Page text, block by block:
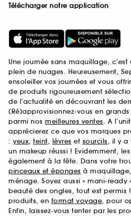
Télécharger notre application
Une journée sans maquillage,
plein de nuages. Heureusement,
ensoleiller vos journées et vous
de produits rigoureusement
de l’actualité en découvrant les
(Ré)approvisionnez-vous en
parmi nos meilleures ventes. A
apprécierez ce que vos marques
: yeux, teint, lèvres et sourcils, il y a
un makeup réussi ! Evidemment, les
également à la fête. Dans votre
pinceaux et éponges à
ménage. Soyez aussi « mani-ready
beauté des ongles, tout est permis
produits, en format voyage, pour
Enfin, laissez-vous tenter par les